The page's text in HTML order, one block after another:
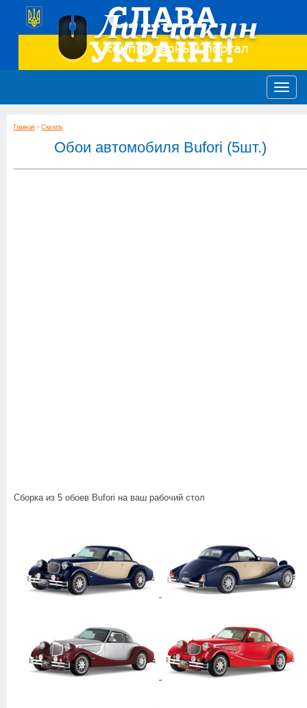
Главная» Скачать
Обои автомобиля Bufori (5шт.)
Сборка из 5 обоев Bufori на ваш рабочий стол